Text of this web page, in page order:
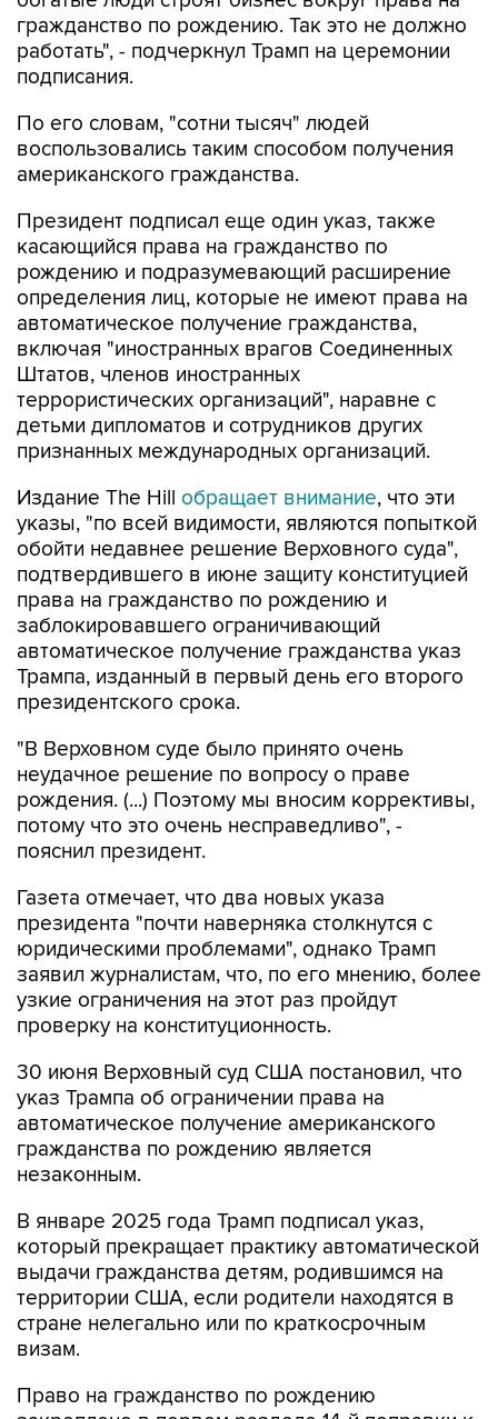
гражданство по рождению. Так это не должно
работать", - подчеркнул Трамп на церемонии
подписания.
По его словам, "сотни тысяч" людей
воспользовались таким способом получения
американского гражданства.
Президент подписал еще один указ, также
касающийся права на гражданство по
рождению и подразумевающий расширение
определения лиц, которые не имеют права на
автоматическое получение гражданства,
включая "иностранных врагов Соединенных
Штатов, членов иностранных
террористических организаций", наравне с
детьми дипломатов и сотрудников других
признанных международных организаций.
Издание The Hill обращает внимание, что эти
указы, "по всей видимости, являются попыткой
обойти недавнее решение Верховного суда",
подтвердившего в июне защиту конституцией
права на гражданство по рождению и
заблокировавшего ограничивающий
автоматическое получение гражданства указ
Трампа, изданный в первый день его второго
президентского срока.
"В Верховном суде было принято очень
неудачное решение по вопросу о праве
рождения. (...) Поэтому мы вносим коррективы,
потому что это очень несправедливо", -
пояснил президент.
Газета отмечает, что два новых указа
президента "почти наверняка столкнутся с
юридическими проблемами", однако Трамп
заявил журналистам, что, по его мнению, более
узкие ограничения на этот раз пройдут
проверку на конституционность.
30 июня Верховный суд США постановил, что
указ Трампа об ограничении права на
автоматическое получение американского
гражданства по рождению является
незаконным.
В январе 2025 года Трамп подписал указ,
который прекращает практику автоматической
выдачи гражданства детям, родившимся на
территории США, если родители находятся в
стране нелегально или по краткосрочным
визам.
Право на гражданство по рождению